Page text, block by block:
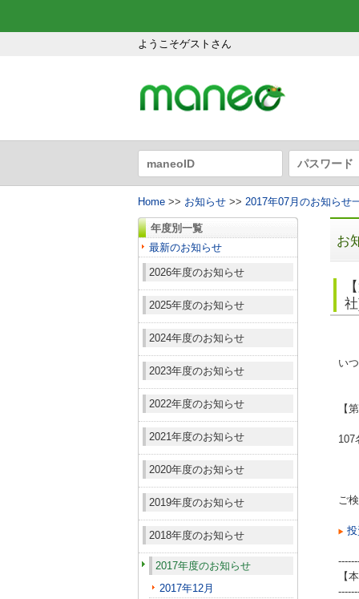
ようこそゲストさん
Home >> お知らせ >> 2017年07月のお知らせ
年度別一覧
最新のお知らせ
2026年度のお知らせ
2025年度のお知らせ
2024年度のお知らせ
2023年度のお知らせ
2022年度のお知らせ
2021年度のお知らせ
2020年度のお知らせ
2019年度のお知らせ
2018年度のお知らせ
2017年度のお知らせ
2017年12月
お
い
【
107
ご
【